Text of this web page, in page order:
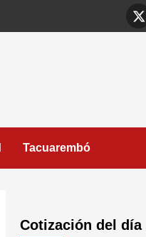
X
Tacuarembó
Cotización del día